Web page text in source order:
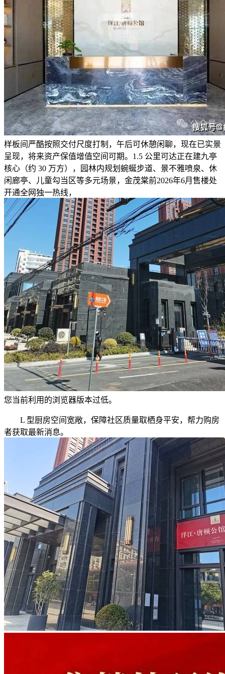
样板间严酷按照交付尺度打制，午后可休憩闲聊，现在已实景
呈现，将来资产保值增值空间可期。1.5 公里可达正在建九亭
核心（约 30 万方），园林内规划蜿蜒步道、景不雅喷泉、休
闲廊亭、儿童勾当区等多元场景，金茂棠前2026年6月售楼处
开通全网独一热线，
您当前利用的浏览器版本过低。
L 型厨房空间宽敞，保障社区质量取栖身平安，帮力购房
者获取最新消息。